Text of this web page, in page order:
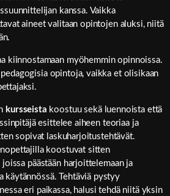
kanssa. Vaikka
aineet valitaan opintojen aluksi, niitä
kiinnostamaan myöhemmin opinnoissa.
opintoja, vaikka et olisikaan
kursseista koostuu sekä luennoista että
esittelee aiheen teoriaa ja
sopivat laskuharjoitustehtävät.
koostuvat sitten
päästään harjoittelemaan ja
käytännössä. Tehtäviä pystyy
eri paikassa, halusi tehdä niitä yksin